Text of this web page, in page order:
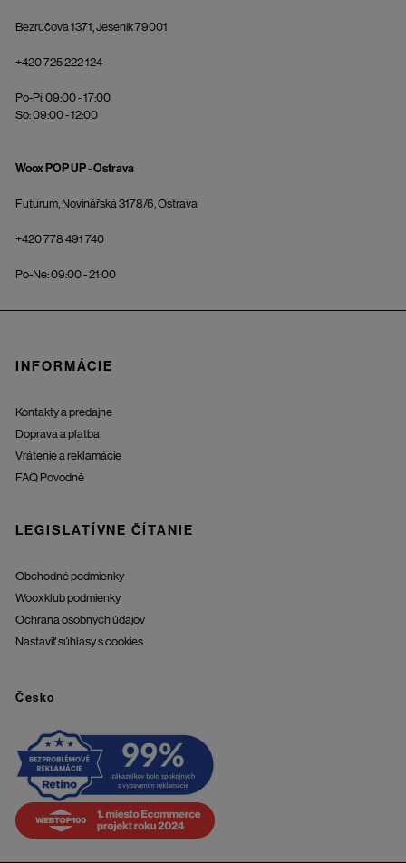
Bezručova 1371, Jeseník 79001
+420 725 222 124
Po-Pi: 09:00 - 17:00
So: 09:00 - 12:00
Woox POP UP - Ostrava
Futurum, Novinářská 3178/6, Ostrava
+420 778 491 740
Po-Ne: 09:00 - 21:00
INFORMÁCIE
Kontakty a predajne
Doprava a platba
Vrátenie a reklamácie
FAQ Povodně
LEGISLATÍVNE ČÍTANIE
Obchodné podmienky
Wooxklub podmienky
Ochrana osobných údajov
Nastaviť súhlasy s cookies
Česko